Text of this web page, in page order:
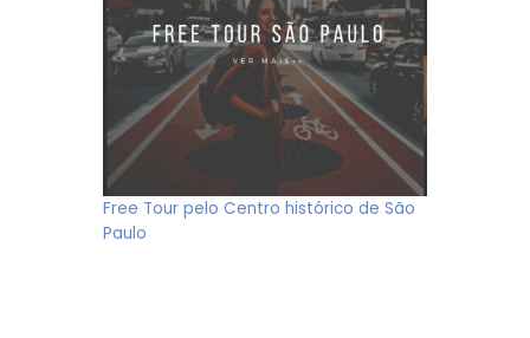
Free Tour pelo Centro histórico de São
Paulo